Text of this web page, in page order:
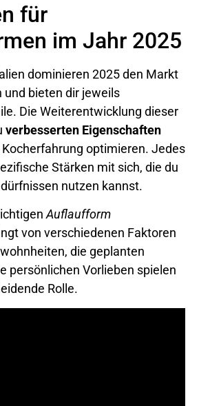
für
im Jahr 2025
dominieren 2025 den Markt
bieten dir jeweils
Die Weiterentwicklung dieser
verbesserten Eigenschaften
optimieren. Jedes
Stärken mit sich, die du
nutzen kannst.
Auflaufform
von verschiedenen Faktoren
die geplanten
persönlichen Vorlieben spielen
Rolle.